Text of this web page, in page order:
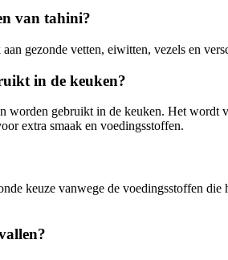
van tahini?
gezonde vetten, eiwitten, vezels en
in de keuken?
worden gebruikt in de keuken. Het wordt
extra smaak en voedingsstoffen.
keuze vanwege de voedingsstoffen